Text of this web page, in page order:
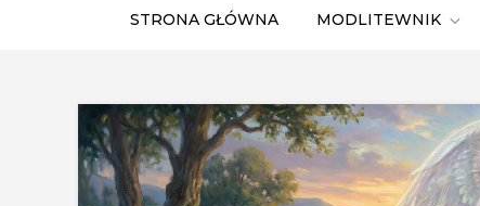
STRONA GŁÓWNA MODLITEWNIK